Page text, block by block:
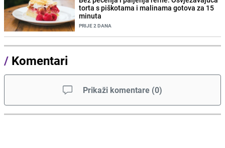
torta s piškotama i malinama gotova za 15
minuta
PRIJE 2 DANA
/ Komentari
Prikaži komentare (0)